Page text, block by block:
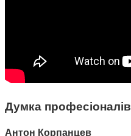
Думка професіоналів
Антон Корпанцев